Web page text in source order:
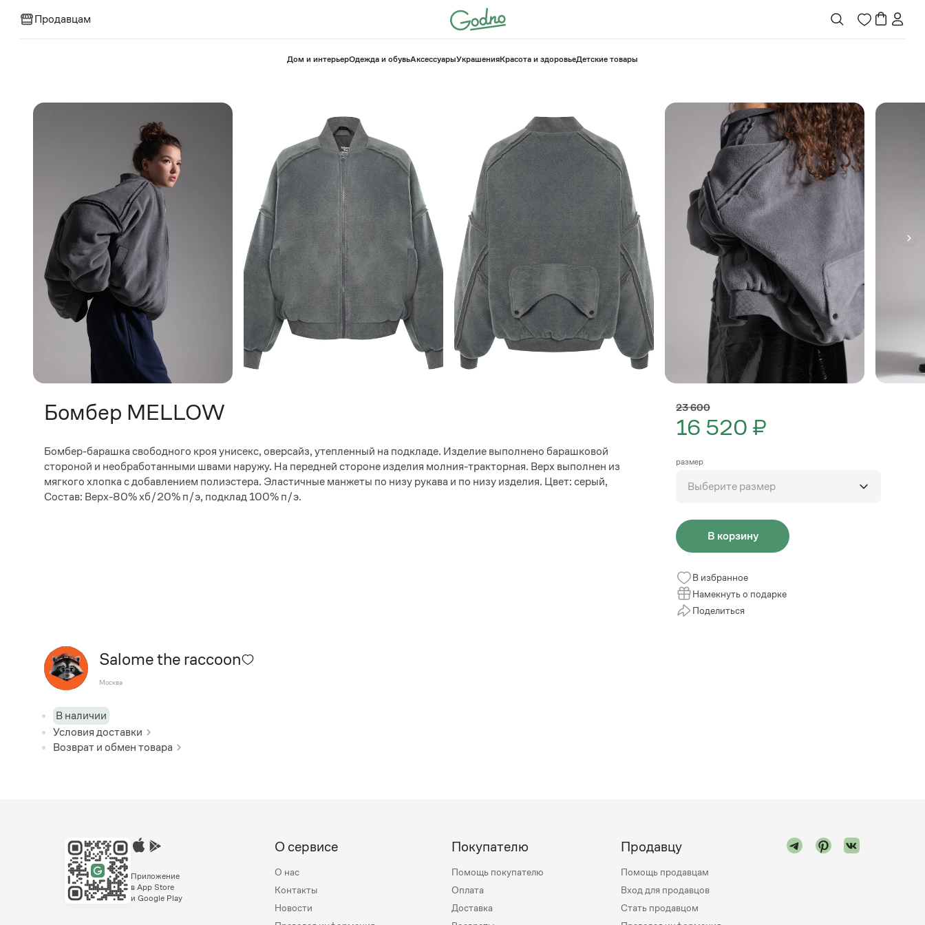
Продавцам
⁠Дом и интерьерОдежда и обувьАксессуарыУкрашенияКрасота и здоровье⁠Детские товары
Бомбер MELLOW
Бомбер-барашка свободного кроя унисекс, оверсайз, утепленный на подкладе. Изделие выполнено барашковой
стороной и необработанными швами наружу. На передней стороне изделия молния-тракторная. Верх выполнен из
мягкого хлопка с добавлением полиэстера. Эластичные манжеты по низу рукава и по низу изделия. Цвет: серый,
Состав: Верх-80% хб/20% п/э, подклад 100% п/э.
Salome the raccoon
Москва
В наличии
Условия доставки
Возврат и обмен товара
23 600
16 520 ₽
размер
Выберите размер
В корзину
В избранное
Намекнуть о подарке
Поделиться
Приложение
в App Store
и Google Play
О сервисе
О нас
Контакты
Новости
Покупателю
Помощь покупателю
Оплата
Доставка
Продавцу
Помощь продавцам
Вход для продавцов
Стать продавцом